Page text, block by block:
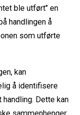
ble utført" en
handlingen å
som utførte
kan
å identifisere
Dette kan